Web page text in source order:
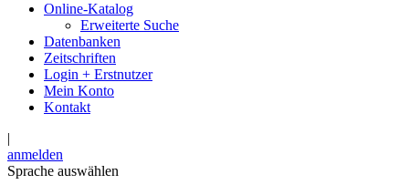
Online-Katalog
Erweiterte Suche
Datenbanken
Zeitschriften
Login + Erstnutzer
Mein Konto
Kontakt
|
anmelden
Sprache auswählen